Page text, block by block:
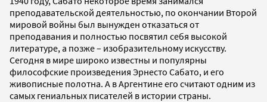
преподавательской деятельностью, по окончании Второй
мировой войны был вынужден отказаться от
преподавания и полностью посвятил себя высокой
литературе, а позже – изобразительному искусству.
Сегодня в мире широко известны и популярны
философские произведения Эрнесто Сабато, и его
живописные полотна. А в Аргентине его считают одним из
самых гениальных писателей в истории страны.